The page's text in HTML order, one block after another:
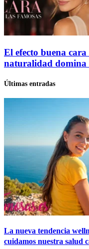
El efecto buena
naturalidad domina
Últimas entradas
La nueva tendencia
cuidamos nuestra salud